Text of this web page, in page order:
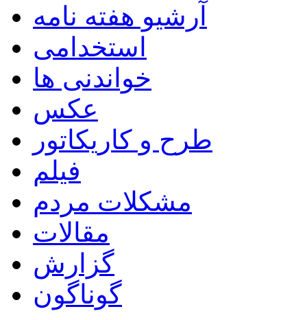
آرشیو هفته نامه
استخدامی
خواندنی ها
عکس
طرح و کاریکاتور
فیلم
مشکلات مردم
مقالات
گزارش
گوناگون